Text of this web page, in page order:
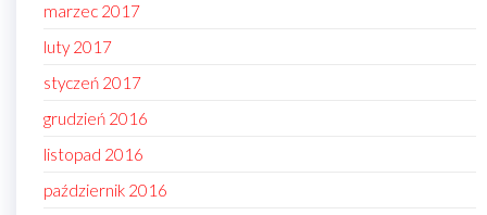
marzec 2017
luty 2017
styczeń 2017
grudzień 2016
listopad 2016
październik 2016